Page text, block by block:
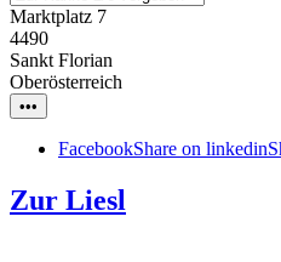
Marktplatz 7
4490
Sankt Florian
Oberösterreich
•••
FacebookShare on linkedin
Zur Liesl